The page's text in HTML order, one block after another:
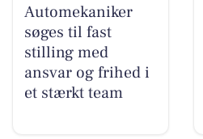
Automekaniker
søges til fast
stilling med
ansvar og frihed i
et stærkt team